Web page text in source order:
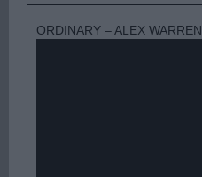
ORDINARY – ALEX WARREN